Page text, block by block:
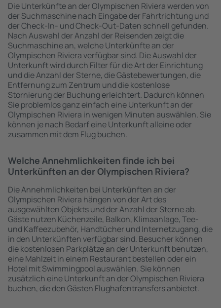
Die Unterkünfte an der Olympischen Riviera werden von
der Suchmaschine nach Eingabe der Fahrtrichtung und
der Check-In- und Check-Out-Daten schnell gefunden.
Nach Auswahl der Anzahl der Reisenden zeigt die
Suchmaschine an, welche Unterkünfte an der
Olympischen Riviera verfügbar sind. Die Auswahl der
Unterkunft wird durch Filter für die Art der Einrichtung
und die Anzahl der Sterne, die Gästebewertungen, die
Entfernung zum Zentrum und die kostenlose
Stornierung der Buchung erleichtert. Dadurch können
Sie problemlos ganz einfach eine Unterkunft an der
Olympischen Riviera in wenigen Minuten auswählen. Sie
können je nach Bedarf eine Unterkunft alleine oder
zusammen mit dem Flug buchen.
Welche Annehmlichkeiten finde ich bei
Unterkünften an der Olympischen Riviera?
Die Annehmlichkeiten bei Unterkünften an der
Olympischen Riviera hängen von der Art des
ausgewählten Objekts und der Anzahl der Sterne ab.
Gäste nutzen Küchenzeile, Balkon, Klimaanlage, Tee-
und Kaffeezubehör, Handtücher und Internetzugang, die
in den Unterkünften verfügbar sind. Besucher können
die kostenlosen Parkplätze an der Unterkunft benutzen,
eine Mahlzeit in einem Restaurant bestellen oder ein
Hotel mit Swimmingpool auswählen. Sie können
zusätzlich eine Unterkunft an der Olympischen Riviera
buchen, die den Gästen Flughafentransfers anbietet.